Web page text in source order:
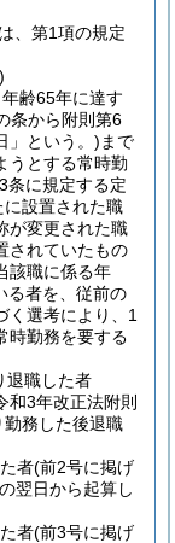
、第1項の規定
齢65年に達す
条から附則第6
」という。) まで
うとする常時勤
条に規定する定
設置された職
が変更された職
されていたもの
該職に係る年
る者を、従前の
く選考により、1
時勤務を要する
退職した者
和3年改正法附則
務した後退職
者(前2号に掲げ
翌日から起算し
者(前3号に掲げ